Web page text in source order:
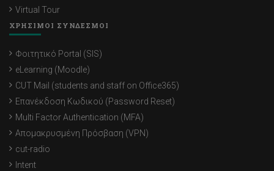
Virtual Tour
ΧΡΗΣΙΜΟΙ ΣΥΝΔΕΣΜΟΙ
Φοιτητικό Portal (SIS)
eLearning (Moodle)
CUT Mail (students and staff on Office365)
Επανέκδοση Κωδικού (Password Reset)
Multi Factor Authentication (MFA)
Απομακρυσμένη Πρόσβαση (VPN)
cut-radio
Intent